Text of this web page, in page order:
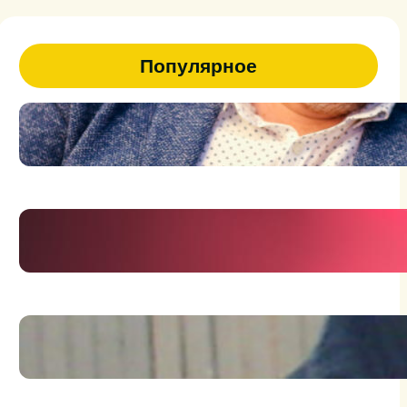
Популярное
47